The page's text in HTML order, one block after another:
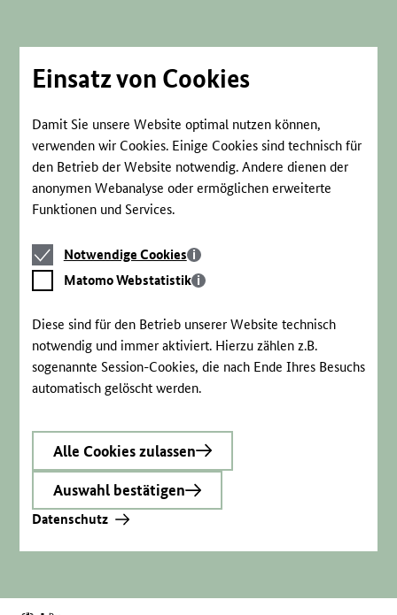
Einsatz von Cookies
Damit Sie unsere Website optimal nutzen können,
verwenden wir Cookies. Einige Cookies sind technisch für
den Betrieb der Website notwendig. Andere dienen der
anonymen Webanalyse oder ermöglichen erweiterte
Funktionen und Services.
Notwendige
Cookies
Notwendige Cookies
Matomo
Webstatistik
Matomo Webstatistik
Diese sind für den Betrieb unserer Website technisch
notwendig und immer aktiviert. Hierzu zählen z.B.
sogenannte Session-Cookies, die nach Ende Ihres Besuchs
automatisch gelöscht werden.
Alle Cookies zulassen
Auswahl bestätigen
Datenschutz